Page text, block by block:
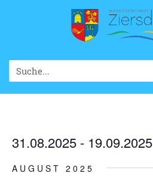
31.08.2025 - 19.09.2025
wählen.
AUGUST 2025